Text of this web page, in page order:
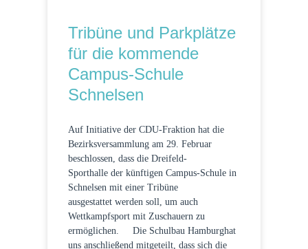
Tribüne und Parkplätze
für die kommende
Campus-Schule
Schnelsen
Auf Initiative der CDU-Fraktion hat die
Bezirksversammlung am 29. Februar
beschlossen, dass die Dreifeld-
Sporthalle der künftigen Campus-Schule in
Schnelsen mit einer Tribüne
ausgestattet werden soll, um auch
Wettkampfsport mit Zuschauern zu
ermöglichen. Die Schulbau Hamburghat
uns anschließend mitgeteilt, dass sich die